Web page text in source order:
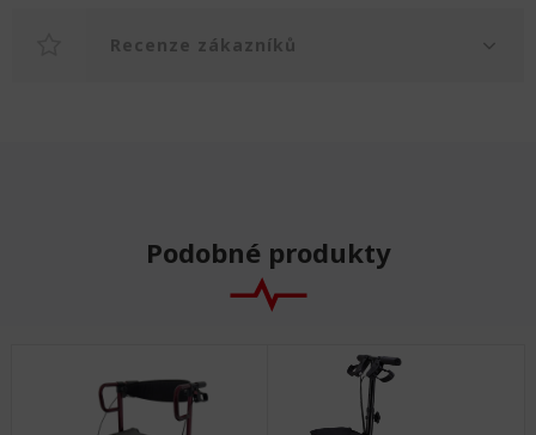
Recenze zákazníků
Podobné produkty